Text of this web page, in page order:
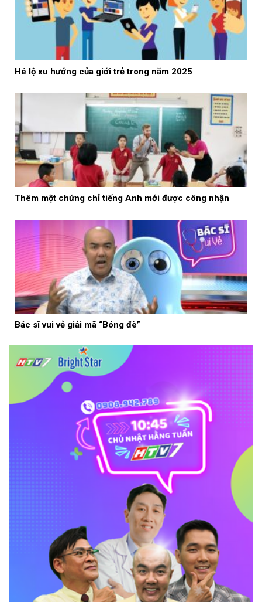
Hé lộ xu hướng của giới trẻ trong năm 2025
Thêm một chứng chỉ tiếng Anh mới được công nhận
Bác sĩ vui vẻ giải mã “Bóng đè”